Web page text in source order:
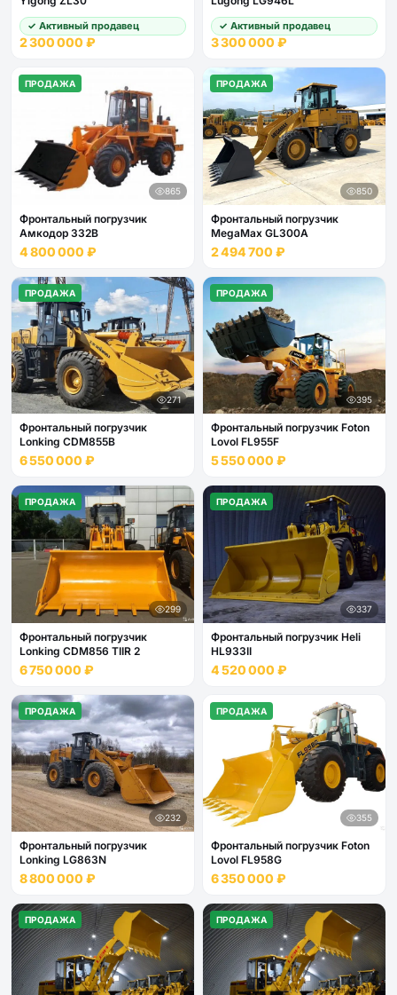
✓ Активный продавец
2 300 000 ₽
✓ Активный продавец
3 300 000 ₽
ПРОДАЖА
865
Фронтальный погрузчик
Амкодор 332В
4 800 000 ₽
ПРОДАЖА
850
Фронтальный погрузчик
MegaMax GL300A
2 494 700 ₽
ПРОДАЖА
271
Фронтальный погрузчик
Lonking CDM855B
6 550 000 ₽
ПРОДАЖА
395
Фронтальный погрузчик Foton
Lovol FL955F
5 550 000 ₽
ПРОДАЖА
299
Фронтальный погрузчик
Lonking CDM856 TIIR 2
6 750 000 ₽
ПРОДАЖА
337
Фронтальный погрузчик Heli
HL933II
4 520 000 ₽
ПРОДАЖА
232
Фронтальный погрузчик
Lonking LG863N
8 800 000 ₽
ПРОДАЖА
355
Фронтальный погрузчик Foton
Lovol FL958G
6 350 000 ₽
ПРОДАЖА ПРОДАЖА